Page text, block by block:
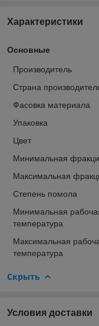
Характеристики
Основные
Производитель
Страна
Фасовка материала
Упаковка
Цвет
Минимальная
Максимальная
Степень помола
Минимальная
температура
Максимальная
температура
Скрыть
Условия доставки